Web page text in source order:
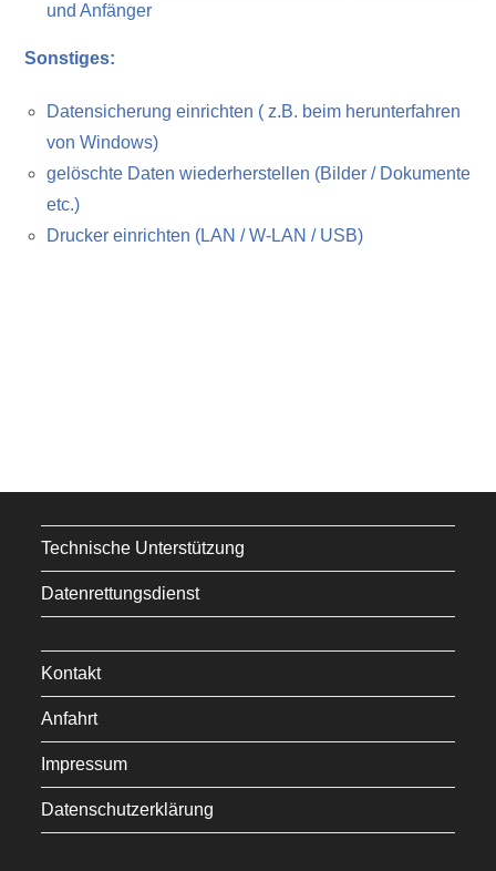
und Anfänger
Sonstiges:
Datensicherung einrichten ( z.B. beim herunterfahren
von Windows)
gelöschte Daten wiederherstellen (Bilder / Dokumente
etc.)
Drucker einrichten (LAN / W-LAN / USB)
Technische Unterstützung
Datenrettungsdienst
Kontakt
Anfahrt
Impressum
Datenschutzerklärung